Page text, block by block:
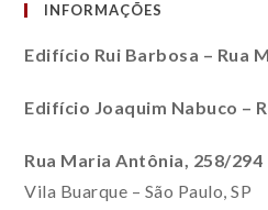
INFORMAÇÕES
Edifício Rui Barbosa – Rua
Edifício Joaquim Nabuco –
Rua Maria Antônia, 258/294
Vila Buarque – São Paulo, SP